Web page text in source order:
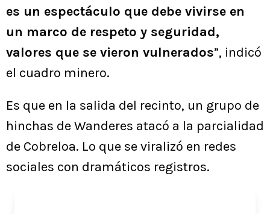
es un espectáculo que debe vivirse en
un marco de respeto y seguridad,
valores que se vieron vulnerados”, indicó
el cuadro minero.
Es que en la salida del recinto, un grupo de
hinchas de Wanderes atacó a la parcialidad
de Cobreloa. Lo que se viralizó en redes
sociales con dramáticos registros.